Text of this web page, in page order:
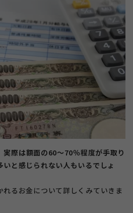
実際は額面の60〜70％程度が手取り
と感じられない人もいるでしょ
れるお金について詳しくみていきま